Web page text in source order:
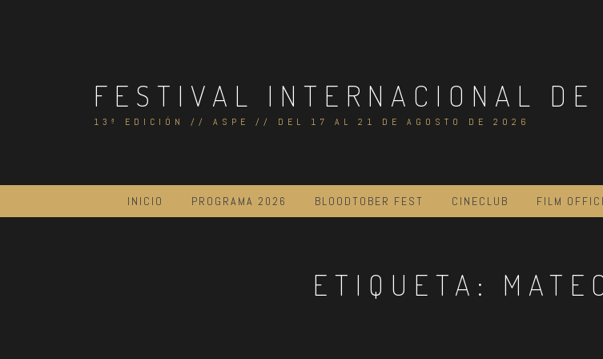
FESTIVAL INTERNACIONAL DE
13ª EDICIÓN // ASPE // DEL 17 AL 21 DE AGOSTO DE 2026
INICIO PROGRAMA 2026 BLOODTOBER FEST CINECLUB FILM
ETIQUETA: